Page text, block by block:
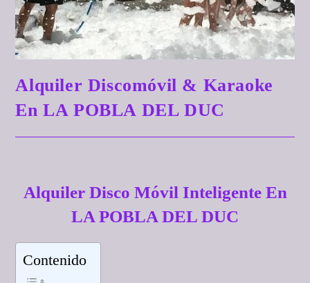
Alquiler Discomóvil & Karaoke
En LA POBLA DEL DUC
Alquiler Disco Móvil Inteligente En
LA POBLA DEL DUC
Contenido